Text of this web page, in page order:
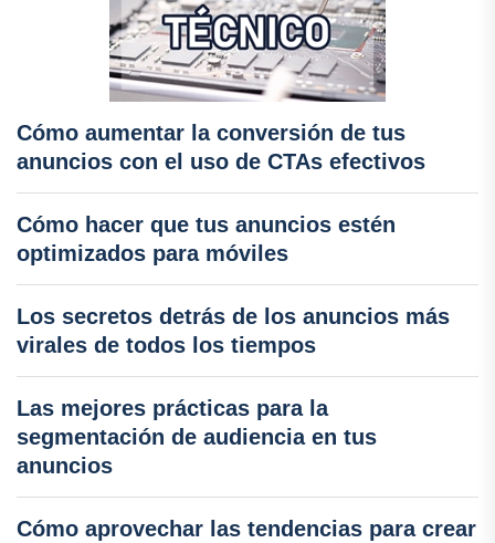
Cómo aumentar la conversión de tus
anuncios con el uso de CTAs efectivos
Cómo hacer que tus anuncios estén
optimizados para móviles
Los secretos detrás de los anuncios más
virales de todos los tiempos
Las mejores prácticas para la
segmentación de audiencia en tus
anuncios
Cómo aprovechar las tendencias para crear